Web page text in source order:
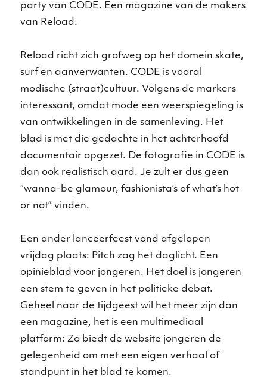
party van CODE. Een magazine van de makers
van Reload.
Reload richt zich grofweg op het domein skate,
surf en aanverwanten. CODE is vooral
modische (straat)cultuur. Volgens de markers
interessant, omdat mode een weerspiegeling is
van ontwikkelingen in de samenleving. Het
blad is met die gedachte in het achterhoofd
documentair opgezet. De fotografie in CODE is
dan ook realistisch aard. Je zult er dus geen
“wanna-be glamour, fashionista’s of what’s hot
or not” vinden.
Een ander lanceerfeest vond afgelopen
vrijdag plaats: Pitch zag het daglicht. Een
opinieblad voor jongeren. Het doel is jongeren
een stem te geven in het politieke debat.
Geheel naar de tijdgeest wil het meer zijn dan
een magazine, het is een multimediaal
platform: Zo biedt de website jongeren de
gelegenheid om met een eigen verhaal of
standpunt in het blad te komen.